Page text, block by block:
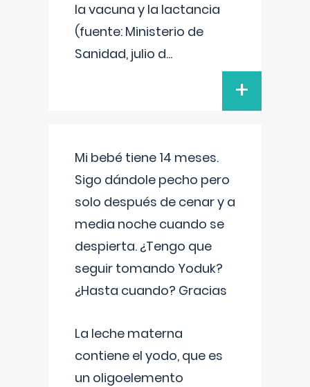
la vacuna y la lactancia
(fuente: Ministerio de
Sanidad, julio d...
+
Mi bebé tiene 14 meses.
Sigo dándole pecho pero
solo después de cenar y a
media noche cuando se
despierta. ¿Tengo que
seguir tomando Yoduk?
¿Hasta cuando? Gracias
La leche materna
contiene el yodo, que es
un oligoelemento